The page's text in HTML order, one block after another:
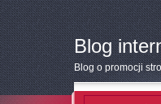
Blog
Blog o promocji